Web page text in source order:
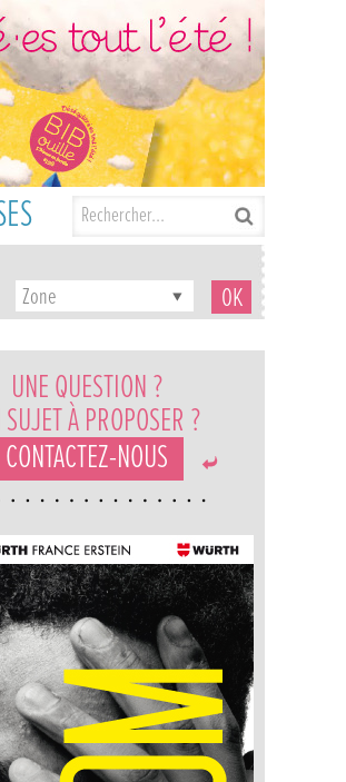
Zone
UNE QUESTION ?
À PROPOSER ?
CONTACTEZ-NOUS